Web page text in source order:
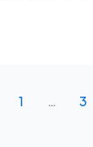
1 … 3